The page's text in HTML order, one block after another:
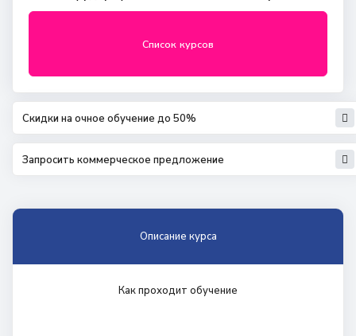
Список курсов
Скидки на очное обучение до 50%
Запросить коммерческое предложение
Описание курса
Как проходит обучение